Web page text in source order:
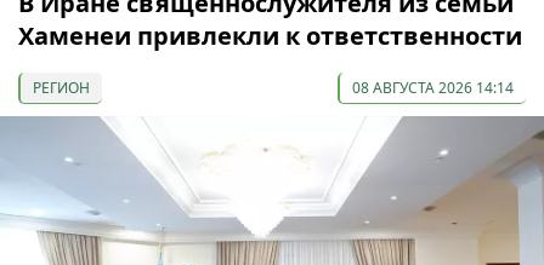
Хаменеи привлекли к ответственности
РЕГИОН 08 АВГУСТА 2026 14:14